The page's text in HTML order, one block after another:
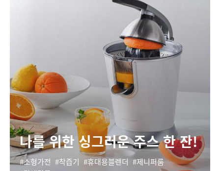
나를 위한 싱그러운 주스 한 잔!
소형가전 착즙기 휴대용블렌더
제니퍼룸